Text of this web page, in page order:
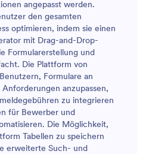
angepasst werden.
den gesamten
optimieren, indem sie einen
mit Drag-and-Drop-
Formularerstellung und
Die Plattform von
Formulare an
anzupassen,
zu integrieren
für Bewerber und
Die Möglichkeit,
Tabellen zu speichern
erweiterte Such- und